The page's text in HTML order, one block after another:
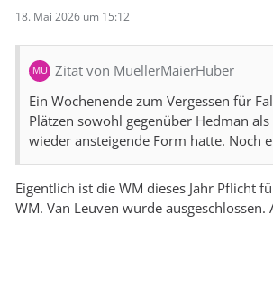
18. Mai 2026 um 15:12
Zitat von MuellerMaierHuber
Ein Wochenende zum Vergessen für
Plätzen sowohl gegenüber Hedman
wieder ansteigende Form hatte. Noch
Eigentlich ist die WM dieses Jahr Pflicht
WM. Van Leuven wurde